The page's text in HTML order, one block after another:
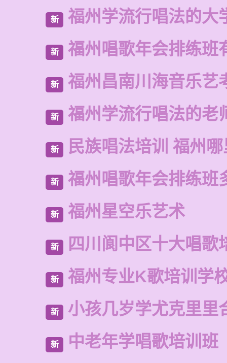
新 福州学流行唱法的大
新 福州唱歌年会排练班
新 福州昌南川海音乐艺
新 福州学流行唱法的老
新 民族唱法培训 福州
新 福州唱歌年会排练班
新 福州星空乐艺术
新 四川阆中区十大唱歌
新 福州专业K歌培训学
新 小孩几岁学尤克里里
新 中老年学唱歌培训班